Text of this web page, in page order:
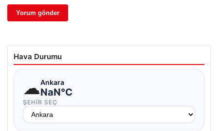
Hava Durumu
☁Ankara
NaN°C
ŞEHIR SEÇ